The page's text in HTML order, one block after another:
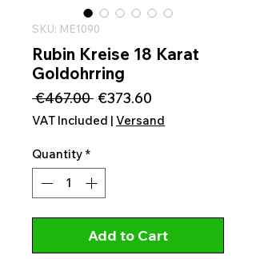
SKU: ME1090
Rubin Kreise 18 Karat
Goldohrring
€467.00 Regular
Price
€373.60
Price
VAT Included | Versand
Quantity *
Add to Cart